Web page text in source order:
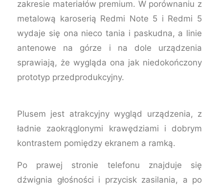
zakresie materiałów premium. W porównaniu z
metalową karoserią Redmi Note 5 i Redmi 5
wydaje się ona nieco tania i paskudna, a linie
antenowe na górze i na dole urządzenia
sprawiają, że wygląda ona jak niedokończony
prototyp przedprodukcyjny.
Plusem jest atrakcyjny wygląd urządzenia, z
ładnie zaokrąglonymi krawędziami i dobrym
kontrastem pomiędzy ekranem a ramką.
Po prawej stronie telefonu znajduje się
dźwignia głośności i przycisk zasilania, a po